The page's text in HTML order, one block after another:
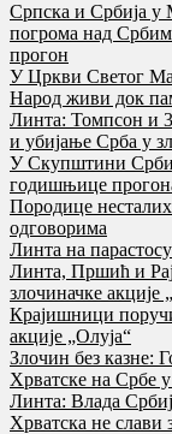
Српска и Србија
погрома над
прогон
У Цркви Светог
Народ живи док
Линта: Томпсон и
и убијање Срба у
У Скупштини
годишњице
Породице
одговорима
Линта на
Линта, Пршић и
злочиначке акције
Крајишници
акције „Олуја“
Злочин без казне:
Хрватске на Србе
Линта: Влада
Хрватска не слави